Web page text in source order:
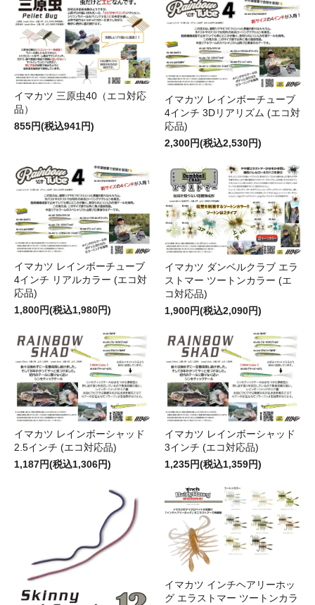
イマカツ 三原虫40（エコ対応
品）
855円(税込941円)
イマカツ レインボーチューブ
4インチ 3Dリアリズム (エコ対
応品)
2,300円(税込2,530円)
イマカツ レインボーチューブ
4インチ リアルカラー (エコ対
応品)
1,800円(税込1,980円)
イマカツ ダンベルクラブ エラ
ストマー ツートンカラー (エ
コ対応品)
1,900円(税込2,090円)
イマカツ レインボーシャッド
2.5インチ (エコ対応品)
1,187円(税込1,306円)
イマカツ レインボーシャッド
3インチ (エコ対応品)
1,235円(税込1,359円)
イマカツ インチヘアリーホッ
グ エラストマー ツートンカラ